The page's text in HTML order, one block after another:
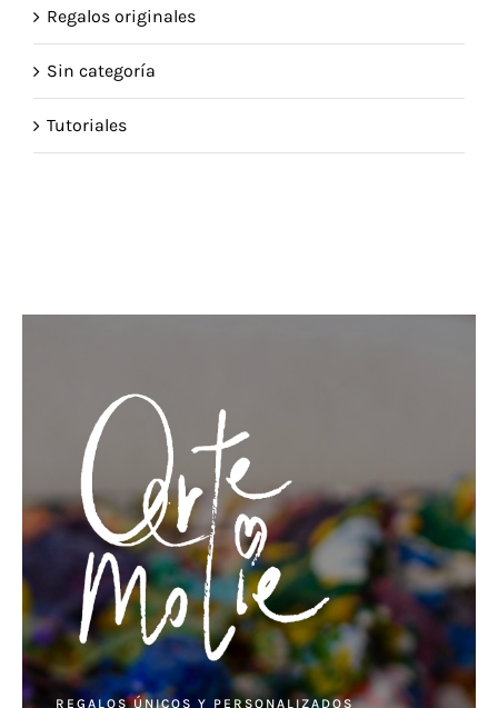
Regalos originales
Sin categoría
Tutoriales
REGALOS ÚNICOS Y PERSONALIZADOS